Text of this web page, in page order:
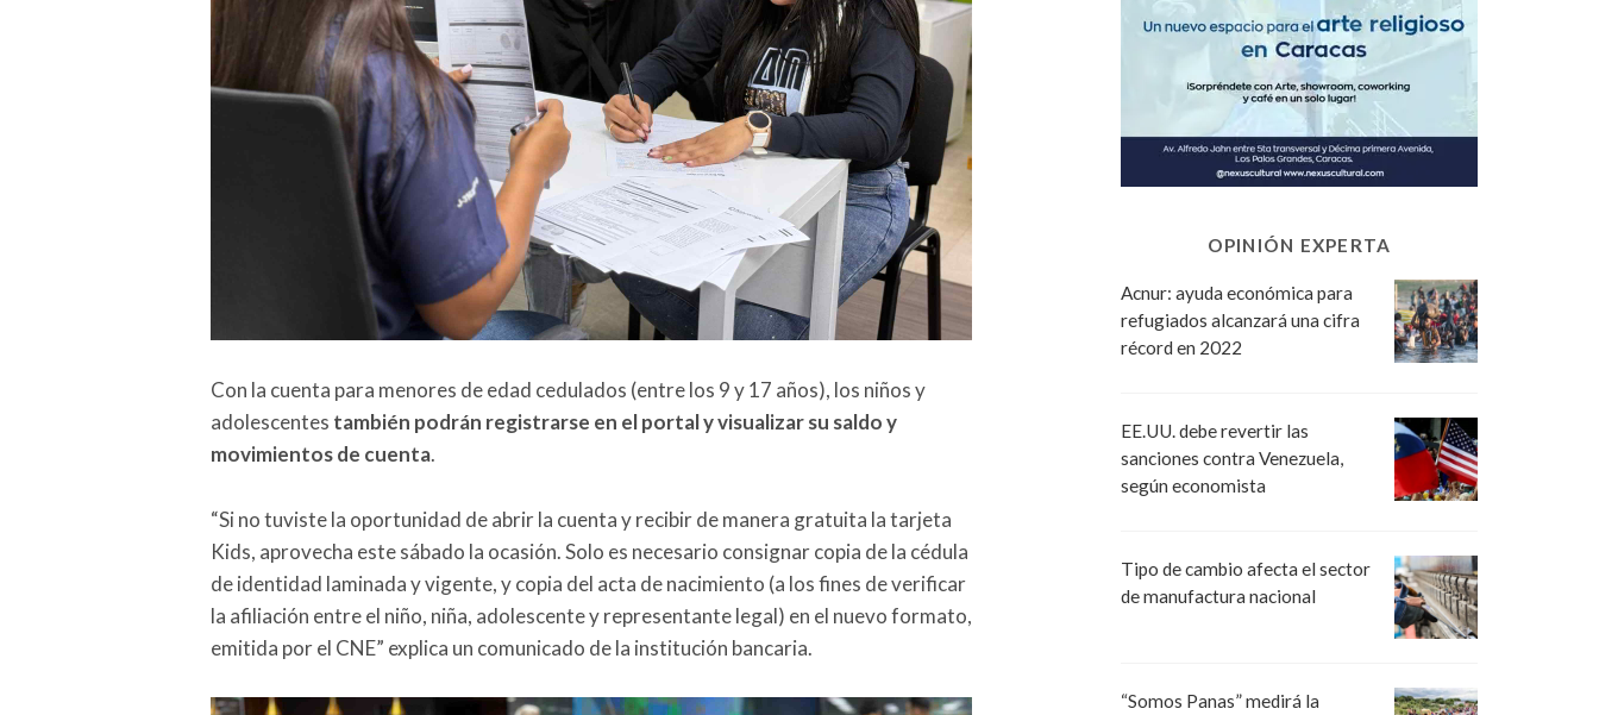
Con la cuenta para menores de edad cedulados (entre los 9 y 17 años), los niños y
adolescentes también podrán registrarse en el portal y visualizar su saldo y
movimientos de cuenta.
“Si no tuviste la oportunidad de abrir la cuenta y recibir de manera gratuita la tarjeta
Kids, aprovecha este sábado la ocasión. Solo es necesario consignar copia de la cédula
de identidad laminada y vigente, y copia del acta de nacimiento (a los fines de verificar
la afiliación entre el niño, niña, adolescente y representante legal) en el nuevo formato,
emitida por el CNE” explica un comunicado de la institución bancaria.
OPINIÓN EXPERTA
Acnur: ayuda económica para
refugiados alcanzará una cifra
récord en 2022
EE.UU. debe revertir las
sanciones contra Venezuela,
según economista
Tipo de cambio afecta el sector
de manufactura nacional
“Somos Panas” medirá la